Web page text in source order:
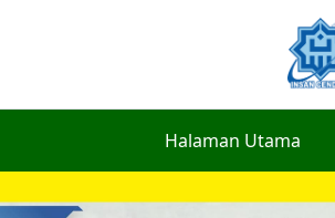
Halaman Utama